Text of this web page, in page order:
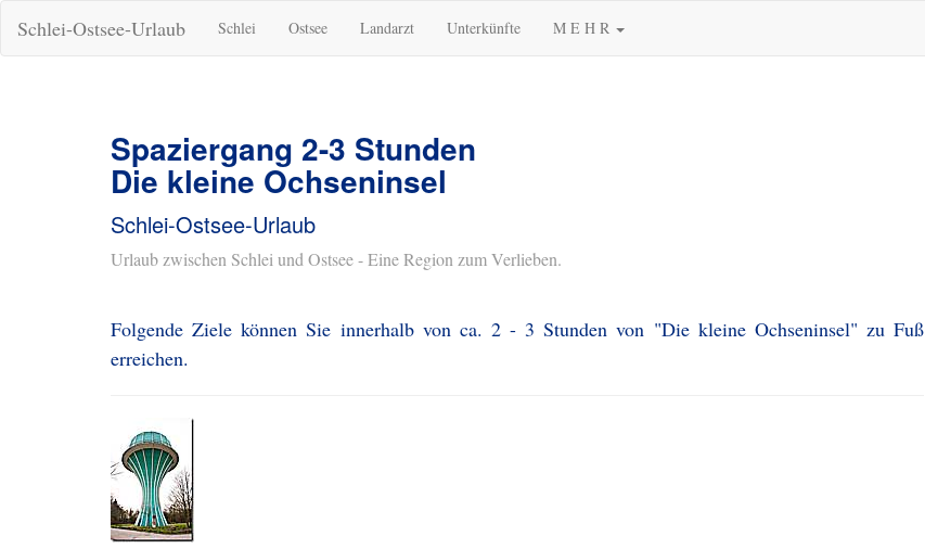
Schlei-Ostsee-Urlaub Schlei Ostsee Landarzt Unterkünfte M E H R
Spaziergang 2-3 Stunden
Die kleine Ochseninsel
Schlei-Ostsee-Urlaub
Urlaub zwischen Schlei und Ostsee - Eine Region zum Verlieben.
Folgende Ziele können Sie innerhalb von ca. 2 - 3 Stunden von "Die kleine Ochseninsel" zu Fuß
erreichen.